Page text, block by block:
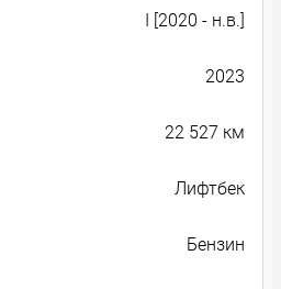
I [2020 - н.в.]
2023
22 527 км
Лифтбек
Бензин